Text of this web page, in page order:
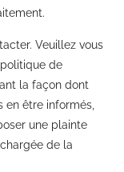
Veuillez vous
de
la façon dont
en être informés,
une plainte
de la